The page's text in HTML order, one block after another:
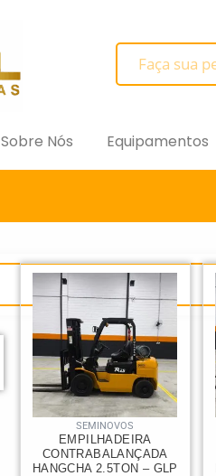
Sobre Nós Equipamentos
SEMINOVOS
EMPILHADEIRA
CONTRABALANÇADA
HANGCHA 2.5TON – GLP